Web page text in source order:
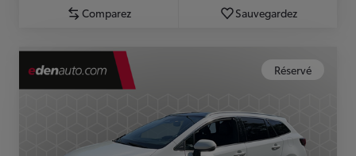
Comparez Sauvegardez
Réservé